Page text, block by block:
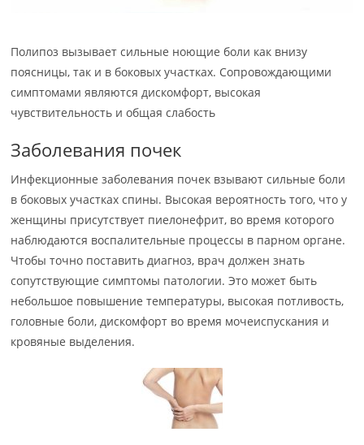
Полипоз вызывает сильные ноющие боли как внизу
поясницы, так и в боковых участках. Сопровождающими
симптомами являются дискомфорт, высокая
чувствительность и общая слабость
Заболевания почек
Инфекционные заболевания почек взывают сильные боли
в боковых участках спины. Высокая вероятность того, что у
женщины присутствует пиелонефрит, во время которого
наблюдаются воспалительные процессы в парном органе.
Чтобы точно поставить диагноз, врач должен знать
сопутствующие симптомы патологии. Это может быть
небольшое повышение температуры, высокая потливость,
головные боли, дискомфорт во время мочеиспускания и
кровяные выделения.